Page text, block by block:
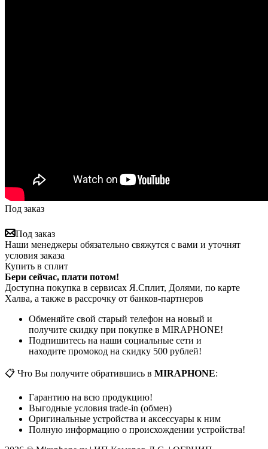
Под заказ
Под заказ
Наши менеджеры обязательно свяжутся с вами и уточнят
условия заказа
Купить в сплит
Бери сейчас, плати потом!
Доступна покупка в сервисах Я.Сплит, Долями, по карте
Халва, а также в рассрочку от банков-партнеров
Обменяйте свой старый телефон на новый и
получите скидку при покупке в MIRAPHONE!
Подпишитесь на наши социальные сети и
находите промокод на скидку 500 рублей!
📋 Что Вы получите обратившись в MIRAPHONE:
Гарантию на всю продукцию!
Выгодные условия trade-in (обмен)
Оригинальные устройства и аксессуары к ним
Полную информацию о происхождении устройства!